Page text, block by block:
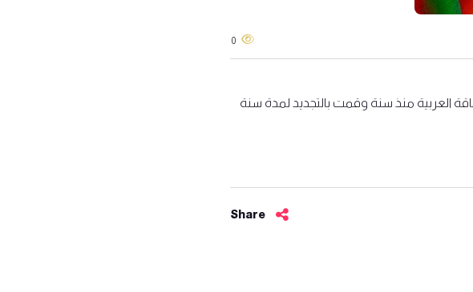
0
العربية منذ سنة وقمت بالتجديد لمدة سنة
Share